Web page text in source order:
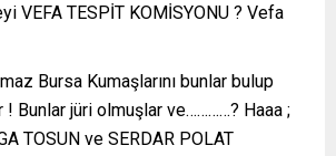
VEFA TESPİT KOMİSYONU ? Vefa
Bursa Kumaşlarını bunlar bulup
! Bunlar jüri olmuşlar ve…………? Haaa ;
TOSUN ve SERDAR POLAT